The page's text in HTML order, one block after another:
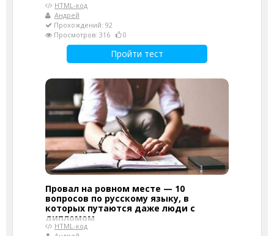
HTML-код
Андрей
Прохождений: 92
Просмотров: 316
0
Пройти тест
Провал на ровном месте — 10
вопросов по русскому языку, в
которых путаются даже люди с
дипломом
HTML-код